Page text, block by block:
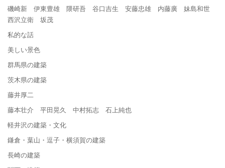
磯崎新 伊東豊雄 隈研吾 谷口吉生 安藤忠雄 内藤廣 妹島和世
西沢立衛 坂茂
私的な話
美しい景色
群馬県の建築
茨木県の建築
藤井厚二
藤本壮介 平田晃久 中村拓志 石上純也
軽井沢の建築・文化
鎌倉・葉山・逗子・横須賀の建築
長崎の建築